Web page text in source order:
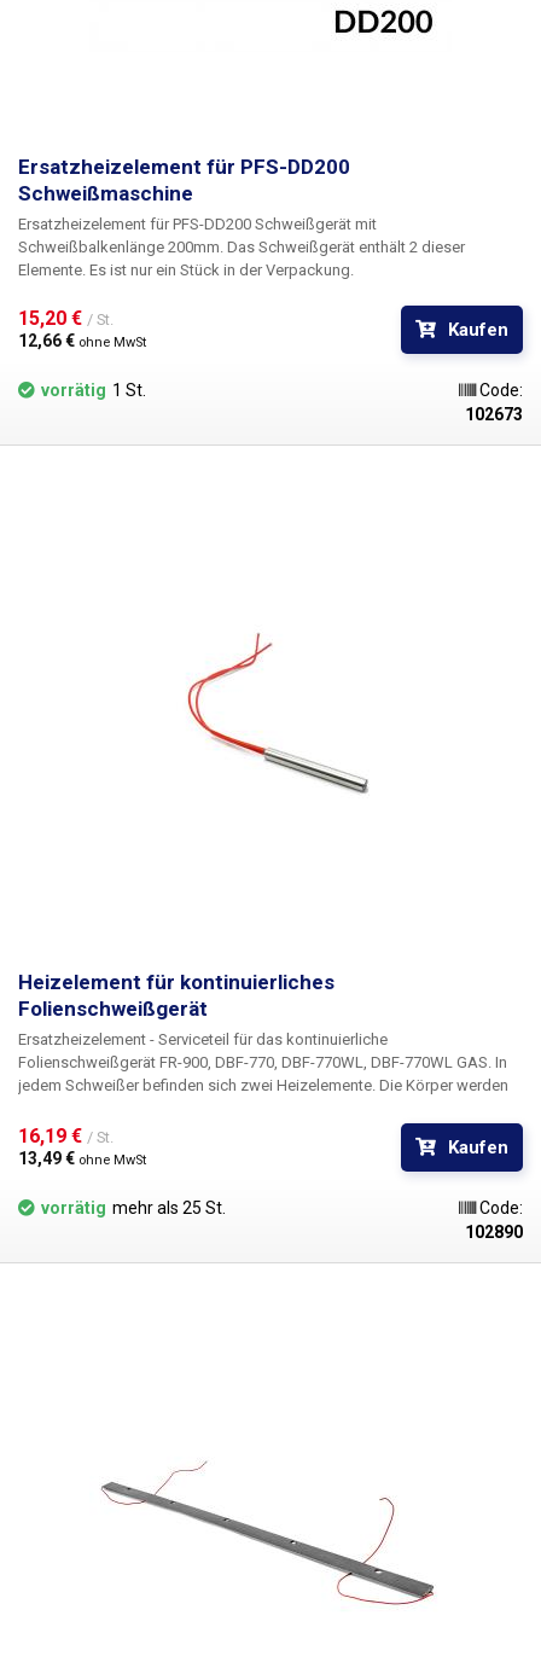
Ersatzheizelement für PFS-DD200
Schweißmaschine
Ersatzheizelement für PFS-DD200 Schweißgerät mit
Schweißbalkenlänge 200mm. Das Schweißgerät enthält 2 dieser
Elemente. Es ist nur ein Stück in der Verpackung.
15,20 € / St.
12,66 € ohne MwSt
Kaufen
vorrätig 1 St.
Code:
102673
Heizelement für kontinuierliches
Folienschweißgerät
Ersatzheizelement - Serviceteil für das kontinuierliche
Folienschweißgerät FR-900, DBF-770, DBF-770WL, DBF-770WL GAS. In
jedem Schweißer befinden sich zwei Heizelemente. Die Körper werden
16,19 € / St.
13,49 € ohne MwSt
Kaufen
vorrätig mehr als 25 St.
Code:
102890